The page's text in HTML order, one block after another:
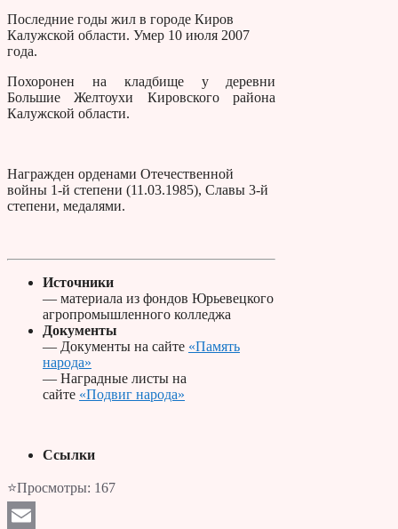
Последние годы жил в городе Киров
Калужской области. Умер 10 июля 2007
года.
Похоронен на кладбище у деревни
Большие Желтоухи Кировского района
Калужской области.
Награжден орденами Отечественной
войны 1-й степени (11.03.1985), Славы 3-й
степени, медалями.
Источники
— материала из фондов Юрьевецкого
агропромышленного колледжа
Документы
— Документы на сайте «Память
народа»
— Наградные листы на
сайте «Подвиг народа»
Ссылки
⭐Просмотры: 167